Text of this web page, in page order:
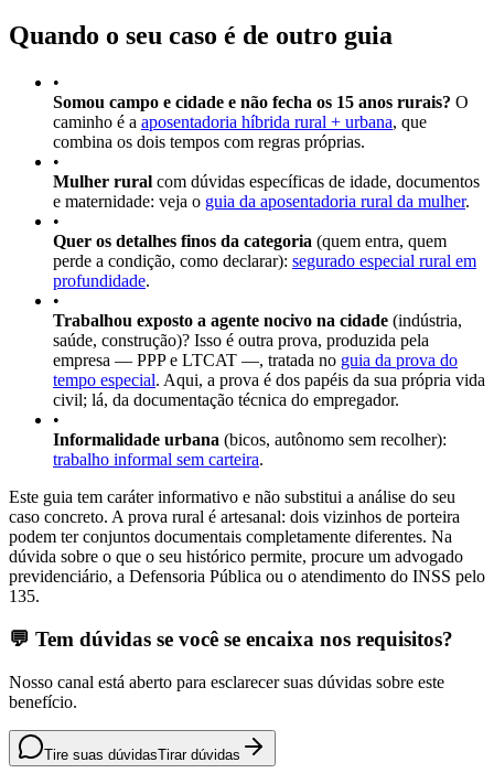
Quando o seu caso é de outro guia
•
Somou campo e cidade e não fecha os 15 anos rurais? O
caminho é a aposentadoria híbrida rural + urbana, que
combina os dois tempos com regras próprias.
•
Mulher rural com dúvidas específicas de idade, documentos
e maternidade: veja o guia da aposentadoria rural da mulher.
•
Quer os detalhes finos da categoria (quem entra, quem
perde a condição, como declarar): segurado especial rural em
profundidade.
•
Trabalhou exposto a agente nocivo na cidade (indústria,
saúde, construção)? Isso é outra prova, produzida pela
empresa — PPP e LTCAT —, tratada no guia da prova do
tempo especial. Aqui, a prova é dos papéis da sua própria vida
civil; lá, da documentação técnica do empregador.
•
Informalidade urbana (bicos, autônomo sem recolher):
trabalho informal sem carteira.
Este guia tem caráter informativo e não substitui a análise do seu
caso concreto. A prova rural é artesanal: dois vizinhos de porteira
podem ter conjuntos documentais completamente diferentes. Na
dúvida sobre o que o seu histórico permite, procure um advogado
previdenciário, a Defensoria Pública ou o atendimento do INSS pelo
135.
💬 Tem dúvidas se você se encaixa nos requisitos?
Nosso canal está aberto para esclarecer suas dúvidas sobre este
benefício.
Tire suas dúvidasTirar dúvidas